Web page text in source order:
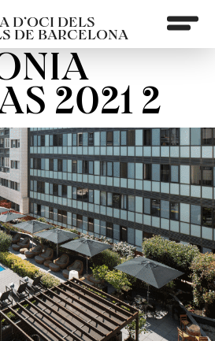
D’OCI DELS
DE BARCELONA
2021 2